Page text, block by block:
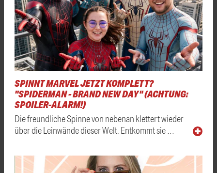
SPINNT MARVEL JETZT KOMPLETT?
"SPIDERMAN - BRAND NEW DAY" (ACHTUNG:
SPOILER-ALARM!)
Die freundliche Spinne von nebenan klettert wieder
über die Leinwände dieser Welt. Entkommt sie …